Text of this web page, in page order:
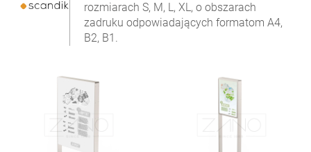
rozmiarach S, M, L, XL, o obszarach
zadruku odpowiadających formatom A4,
B2, B1.